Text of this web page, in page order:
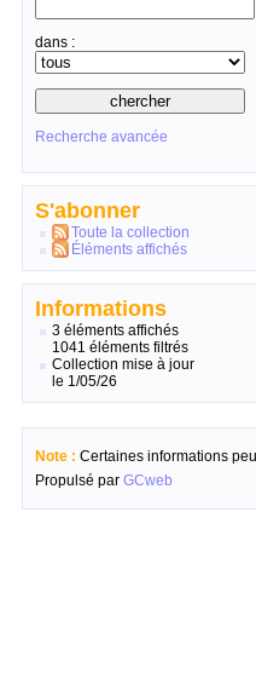
dans :
Recherche avancée
S'abonner
Toute la collection
Éléments affichés
Informations
3 éléments affichés
1041 éléments filtrés
Collection mise à jour
le 1/05/26
Note : Certaines informations
Propulsé par GCweb